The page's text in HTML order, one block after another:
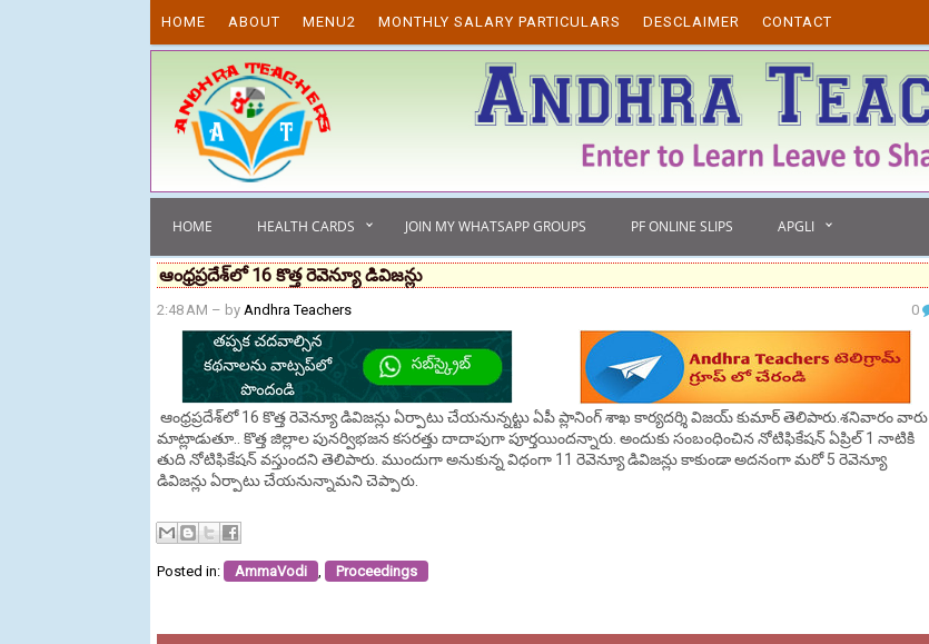
HOME ABOUT MENU2 MONTHLY SALARY PARTICULARS DESCLAIMER CONTACT
HOME HEALTH CARDS JOIN MY WHATSAPP GROUPS PF ONLINE SLIPS APGLI
ఆంధ్రప్రదేశ్‌లో 16 కొత్త రెవెన్యూ డివిజన్లు
2:48 AM – by Andhra Teachers 0
ఆంధ్రప్రదేశ్‌లో 16 కొత్త రెవెన్యూ డివిజన్లు ఏర్పాటు చేయనున్నట్టు ఏపీ ప్లానింగ్‌ శాఖ కార్యదర్శి విజయ్‌ కుమార్‌ తెలిపారు.శనివారం వారు
మాట్లాడుతూ.. కొత్త జిల్లాల పునర్విభజన కసరత్తు దాదాపుగా పూర్తయిందన్నారు. అందుకు సంబంధించిన నోటిఫికేషన్‌ ఏప్రిల్‌ 1 నాటికి
తుది నోటిఫికేషన్‌ వస్తుందని తెలిపారు. ముందుగా అనుకున్న విధంగా 11 రెవెన్యూ డివిజన్లు కాకుండా అదనంగా మరో 5 రెవెన్యూ
డివిజన్లు ఏర్పాటు చేయనున్నామని చెప్పారు.
Posted in: AmmaVodi , Proceedings